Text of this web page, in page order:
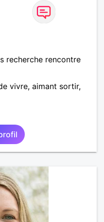
recherche rencontre
vivre, aimant sortir,